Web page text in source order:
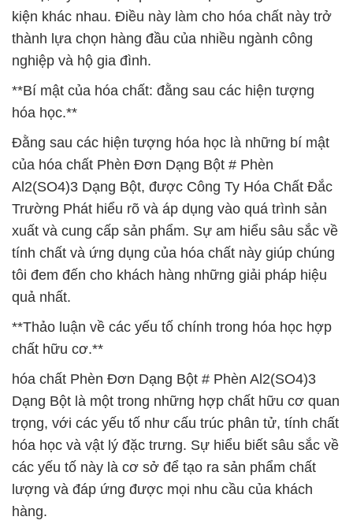
kiện khác nhau. Điều này làm cho hóa chất này trở
thành lựa chọn hàng đầu của nhiều ngành công
nghiệp và hộ gia đình.
**Bí mật của hóa chất: đằng sau các hiện tượng
hóa học.**
Đằng sau các hiện tượng hóa học là những bí mật
của hóa chất Phèn Đơn Dạng Bột # Phèn
Al2(SO4)3 Dạng Bột, được Công Ty Hóa Chất Đắc
Trường Phát hiểu rõ và áp dụng vào quá trình sản
xuất và cung cấp sản phẩm. Sự am hiểu sâu sắc về
tính chất và ứng dụng của hóa chất này giúp chúng
tôi đem đến cho khách hàng những giải pháp hiệu
quả nhất.
**Thảo luận về các yếu tố chính trong hóa học hợp
chất hữu cơ.**
hóa chất Phèn Đơn Dạng Bột # Phèn Al2(SO4)3
Dạng Bột là một trong những hợp chất hữu cơ quan
trọng, với các yếu tố như cấu trúc phân tử, tính chất
hóa học và vật lý đặc trưng. Sự hiểu biết sâu sắc về
các yếu tố này là cơ sở để tạo ra sản phẩm chất
lượng và đáp ứng được mọi nhu cầu của khách
hàng.